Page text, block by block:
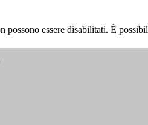
possono essere disabilitati. È